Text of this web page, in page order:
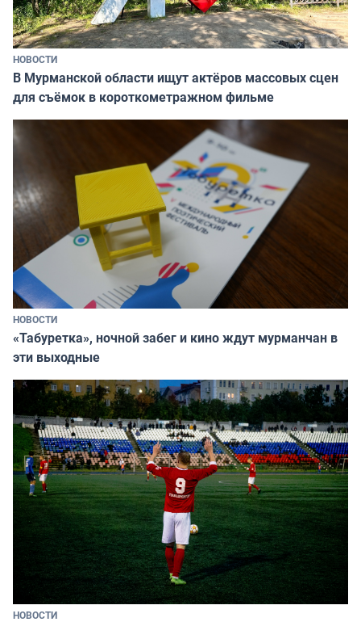
НОВОСТИ
В Мурманской области ищут актёров массовых сцен
для съёмок в короткометражном фильме
НОВОСТИ
«Табуретка», ночной забег и кино ждут мурманчан в
эти выходные
НОВОСТИ